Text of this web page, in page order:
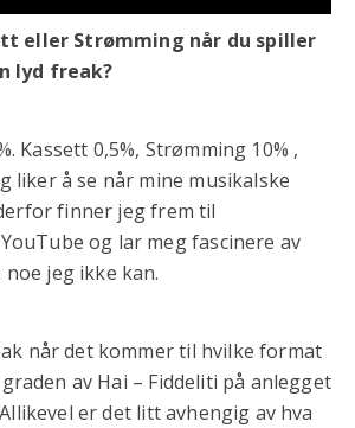
eller Strømming når du spiller
lyd freak?
Kassett 0,5%, Strømming 10% ,
liker å se når mine musikalske
finner jeg frem til
og lar meg fascinere av
jeg ikke kan.
når det kommer til hvilke format
av Hai – Fiddeliti på anlegget
er det litt avhengig av hva